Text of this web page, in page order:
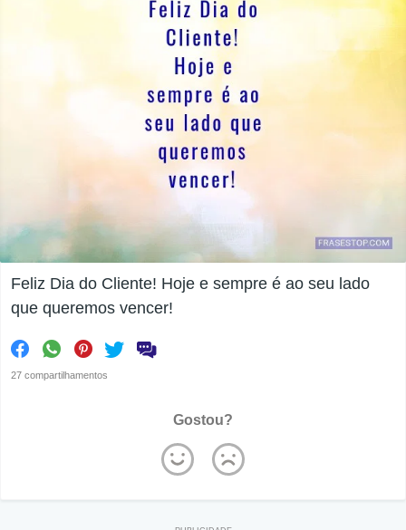
Feliz Dia do Cliente! Hoje e sempre é ao seu lado
que queremos vencer!
27 compartilhamentos
Gostou?